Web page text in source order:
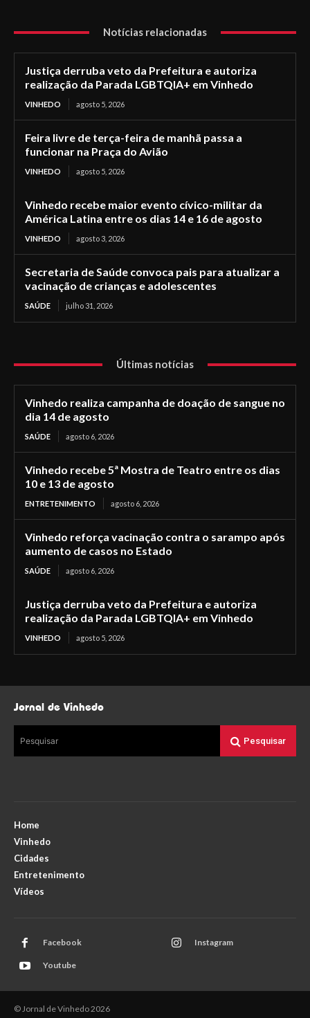
Notícias relacionadas
Justiça derruba veto da Prefeitura e autoriza
realização da Parada LGBTQIA+ em Vinhedo
VINHEDO agosto 5, 2026
Feira livre de terça-feira de manhã passa a
funcionar na Praça do Avião
VINHEDO agosto 5, 2026
Vinhedo recebe maior evento cívico-militar da
América Latina entre os dias 14 e 16 de agosto
VINHEDO agosto 3, 2026
Secretaria de Saúde convoca pais para atualizar a
vacinação de crianças e adolescentes
SAÚDE julho 31, 2026
Últimas notícias
Vinhedo realiza campanha de doação de sangue no
dia 14 de agosto
SAÚDE agosto 6, 2026
Vinhedo recebe 5ª Mostra de Teatro entre os dias
10 e 13 de agosto
ENTRETENIMENTO agosto 6, 2026
Vinhedo reforça vacinação contra o sarampo após
aumento de casos no Estado
SAÚDE agosto 6, 2026
Justiça derruba veto da Prefeitura e autoriza
realização da Parada LGBTQIA+ em Vinhedo
VINHEDO agosto 5, 2026
Jornal de Vinhedo
Pesquisar Pesquisar
Home
Vinhedo
Cidades
Entretenimento
Vídeos
Facebook Instagram
Youtube
© Jornal de Vinhedo 2026